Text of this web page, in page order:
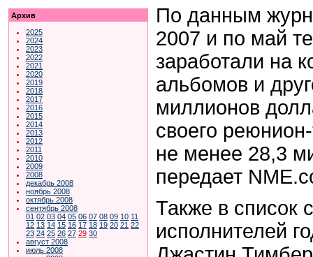
Архив
2025
2024
2023
2022
2021
2020
2019
2018
2017
2016
2015
2014
2013
2012
2011
2010
2009
2008
декабрь 2008
ноябрь 2008
октябрь 2008
сентябрь 2008
01 02 03 04 05 06 07 08 09 10 11
12 13 14 15 16 17 18 19 20 21 22
23 24 25 26 27 29 30
август 2008
июль 2008
По данным
2007 и по май
заработали на
альбомов и
миллионов
своего
не менее 28,3
передает
Также в список
исполнителей